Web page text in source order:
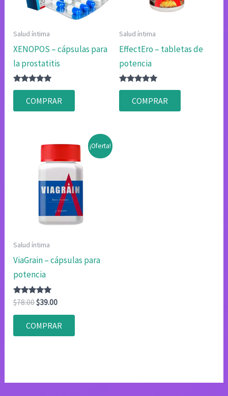
Salud íntima
XENOPOS – cápsulas para
la prostatitis
Valorado
4.83
de 5
COMPRAR
Salud íntima
EffectEro – tabletas de
potencia
Valorado
4.80
de 5
COMPRAR
¡Oferta!
Salud íntima
ViaGrain – cápsulas para
potencia
Valorado
con
4.75
de 5
$78.00El
original
era:
$39.00El
actual
es:
COMPRAR